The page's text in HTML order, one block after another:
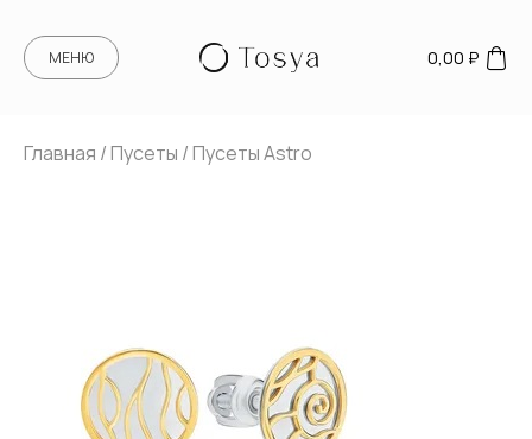
МЕНЮ 0,00 ₽
Главная /Пусеты / Пусеты Astro